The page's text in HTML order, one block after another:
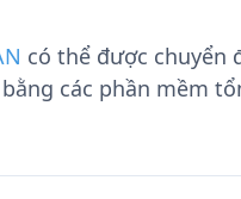
có thể được chuyển
các phần mềm